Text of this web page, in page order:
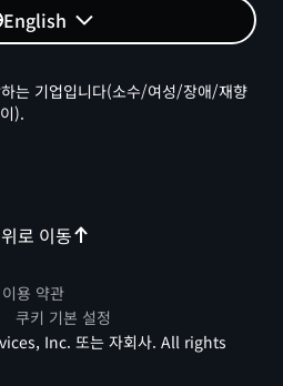
English
로 이동
는 기업입니다(소수/여성/장애/재향
).
용 약관
쿠키 기본 설정
Inc. 또는 자회사. All rights